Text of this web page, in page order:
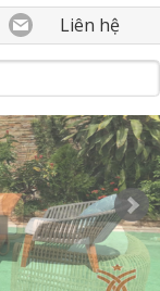
Liên hệ